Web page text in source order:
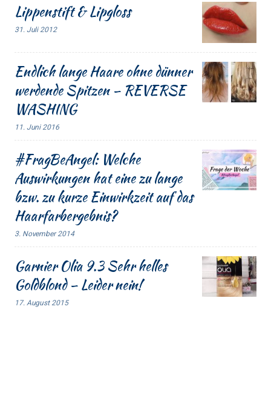
Lippenstift & Lipgloss
31. Juli 2012
Endlich lange Haare ohne dünner
werdende Spitzen – REVERSE
WASHING
11. Juni 2016
#FragBeAngel: Welche
Auswirkungen hat eine zu lange
bzw. zu kurze Einwirkzeit auf das
Haarfarbergebnis?
3. November 2014
Garnier Olia 9.3 Sehr helles
Goldblond – Leider nein!
17. August 2015